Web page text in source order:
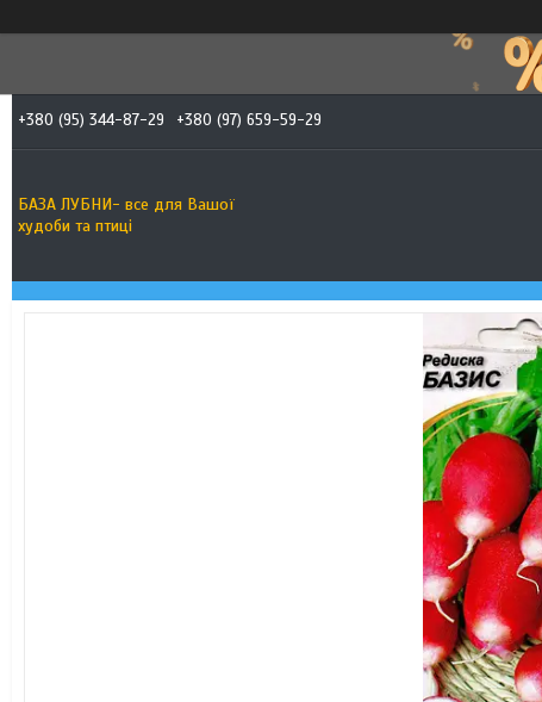
+380 (95) 344-87-29 +380 (97) 659-59-29
БАЗА ЛУБНИ- все для Вашої
худоби та птиці